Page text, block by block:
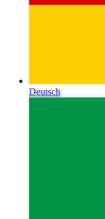
Deutsch